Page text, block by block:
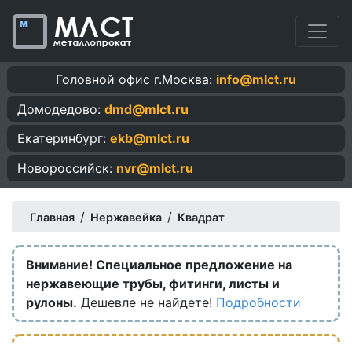
Головной офис г.Москва: info@mlct.ru
Домодедово: dmd@mlct.ru
Екатеринбург: ekb@mlct.ru
Новороссийск: nvr@mlct.ru
Главная / Нержавейка / Квадрат
Внимание! Специальное предложение на
нержавеющие трубы, фитинги, листы и
рулоны. Дешевле не найдете! Подробности